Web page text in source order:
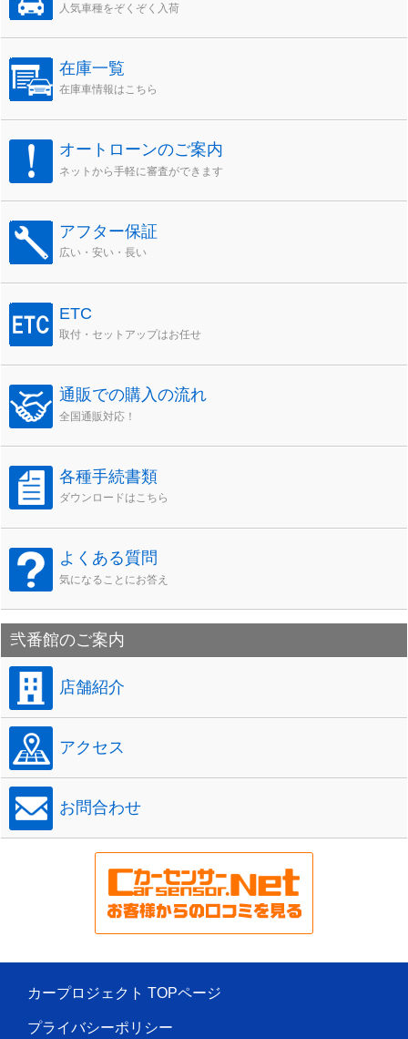
人気車種をぞくぞく入荷
在庫一覧
在庫車情報はこちら
オートローンのご案内
ネットから手軽に審査ができます
アフター保証
広い・安い・長い
ETC
取付・セットアップはお任せ
通販での購入の流れ
全国通販対応！
各種手続書類
ダウンロードはこちら
よくある質問
気になることにお答え
弐番館のご案内
店舗紹介
アクセス
お問合わせ
カープロジェクト TOPページ
プライバシーポリシー